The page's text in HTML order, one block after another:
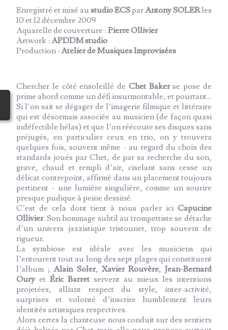
Enregistré et mixé austudio ECSparAntony SOLERles
10 et 12 décembre 2009
Aquarelle de couverture : Pierre Ollivier
Artwork : APDDM studio
Production : Atelier de Musiques Improvisées
Chercher le côté ensoleillé de Chet Bakerse pose de
prime abord comme un défi insurmontable, et pourtant...
Si l’on sait se dégager de l’imagerie filmique et littéraire
qui est désormais associée au musicien (de façon quasi
indéfectible hélas) et que l’on réécoute ses disques sans
préjugés, en particulier ceux en trio, on y trouvera
quelques fois, souvent même - au regard du choix des
standards joués par Chet, de par sa recherche du son,
grave, chaud et rempli d’air, ciselant sans cesse un
délicat contrepoint, affirmé dans un placement toujours
pertinent - une lumière singulière, comme un sourire
presque pudique à peine dessiné.
C’est de cela dont tient à nous parler ici Capucine
Ollivier. Son hommage subtil au trompettiste se détache
d’un univers jazzistique tristounet, trop souvent de
rigueur.
La symbiose est idéale avec les musiciens qui
l’entourent tout au long des sept plages qui constituent
l’album ;Alain Soler, Xavier Rouvère,Jean-Bernard
Oury et Éric Barret servent au mieux les intentions
projetées, alliant respect du style, inter-activité,
surprises et volonté d’inscrire humblement leurs
identités artistiques respectives.
Alors certes la chanteuse nous conduit sur des sentiers